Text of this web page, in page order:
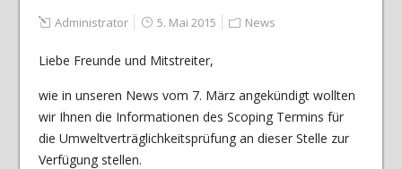
Administrator 5. Mai 2015 News
Liebe Freunde und Mitstreiter,
wie in unseren News vom 7. März angekündigt wollten
wir Ihnen die Informationen des Scoping Termins für
die Umweltverträglichkeitsprüfung an dieser Stelle zur
Verfügung stellen.